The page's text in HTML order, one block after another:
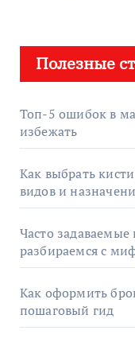
Полезные
Топ-5 ошибок в
избежать
Как выбрать
видов и
Часто
разбираемся с
Как оформить
пошаговый гид